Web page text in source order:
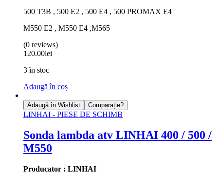
500 T3B , 500 E2 , 500 E4 , 500 PROMAX E4
M550 E2 , M550 E4 ,M565
(0 reviews)
120.00lei
3 în stoc
Adaugă în coș
Adaugă în Wishlist Comparație?
LINHAI - PIESE DE SCHIMB
Sonda lambda atv LINHAI 400 / 500 /
M550
Producator : LINHAI